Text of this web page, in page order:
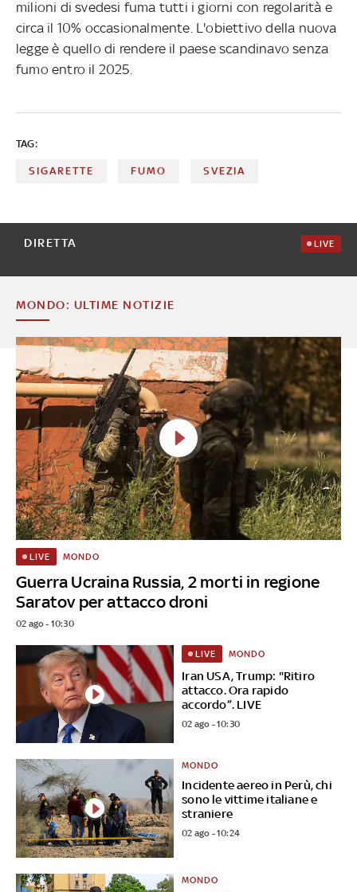
milioni di svedesi fuma tutti i giorni con regolarità e
circa il 10% occasionalmente. L'obiettivo della nuova
legge è quello di rendere il paese scandinavo senza
fumo entro il 2025.
TAG:
SIGARETTE FUMO SVEZIA
DIRETTA LIVE
MONDO: ULTIME NOTIZIE
Guerra Ucraina Russia, 2 morti in regione
Saratov per attacco droni
LIVE MONDO
02 ago - 10:30
Iran USA, Trump: "Ritiro
attacco. Ora rapido
accordo”. LIVE
LIVE MONDO
02 ago - 10:30
Incidente aereo in Perù, chi
sono le vittime italiane e
straniere
MONDO
02 ago - 10:24
MONDO